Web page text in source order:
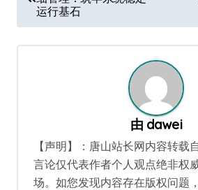
导
航
运行基石
由 dawei
【声明】：唐山站长网内容转载
言论仅代表作者个人观点绝非权
场。如您发现内容存在版权问题